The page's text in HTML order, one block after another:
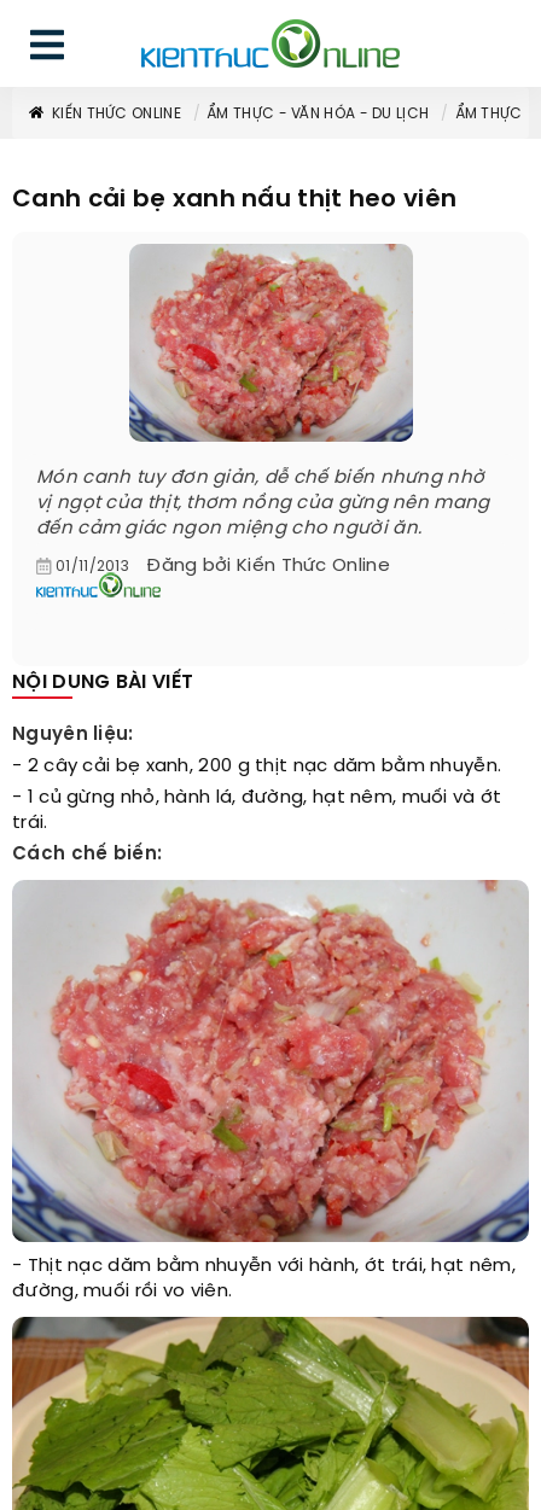
KIẾN THỨC ONLINE ẨM THỰC - VĂN HÓA - DU LỊCH ẨM THỰC
Canh cải bẹ xanh nấu thịt heo viên
Món canh tuy đơn giản, dễ chế biến nhưng nhờ
vị ngọt của thịt, thơm nồng của gừng nên mang
đến cảm giác ngon miệng cho người ăn.
01/11/2013 Đăng bởi Kiến Thức Online
NỘI DUNG BÀI VIẾT
Nguyên liệu:
- 2 cây cải bẹ xanh, 200 g thịt nạc dăm bằm nhuyễn.
- 1 củ gừng nhỏ, hành lá, đường, hạt nêm, muối và ớt
trái.
Cách chế biến:
- Thịt nạc dăm bằm nhuyễn với hành, ớt trái, hạt nêm,
đường, muối rồi vo viên.